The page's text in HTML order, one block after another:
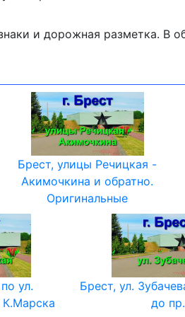
и дорожная разметка. В
Брест, улицы Речицкая -
Акимочкина и обратно.
Оригинальные
ул.
К.Марска
Брест, ул.
до пр.